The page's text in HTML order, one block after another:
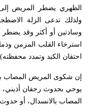
الظهري يضطر المريض
ولذلك تدعى الزلة
وسادتين أو أكثر وقد يضطر
استرخاء القلب المزمن
احتقان الكبد وتمدد
إن شكوى المريض المصاب
يوحي بحدوث رجفان أذيني،
المصاب بالانسدال، أو